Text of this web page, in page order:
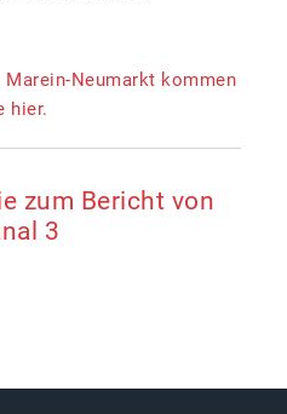
Neumarkt kommen
hier.
zum Bericht von
3